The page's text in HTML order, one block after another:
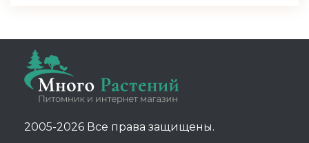
2005-2026 Все права защищены.